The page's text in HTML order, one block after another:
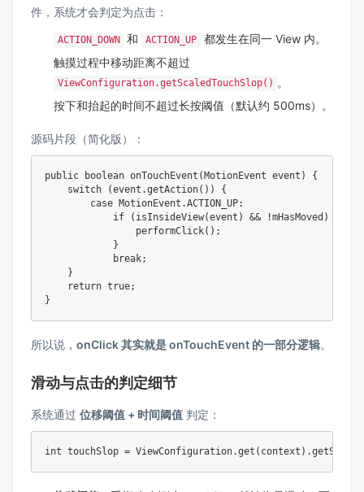
件，系统才会判定为点击：
ACTION_DOWN 和 ACTION_UP
都发生在同一 View 内。
触摸过程中移动距离不超过
ViewConfiguration.getScaledTouchSlop() 。
按下和抬起的时间不超过长按阈值（默认约 500ms）。
源码片段（简化版）：
public boolean onTouchEvent ( MotionEvent event )
{
switch
(event .getAction( ) )
{
case MotionEvent .ACTION_UP:
if
( isInsideView(event ) && !mHasMoved )
performClick( ) ;
}
break;
}
return true;
}
所以说， onClick 其实就是 onTouchEvent 的一部分逻辑。
滑动与点击的判定细节
系统通过 位移阈值 + 时间阈值 判定：
int touchSlop = ViewConfiguration.get ( context ) .